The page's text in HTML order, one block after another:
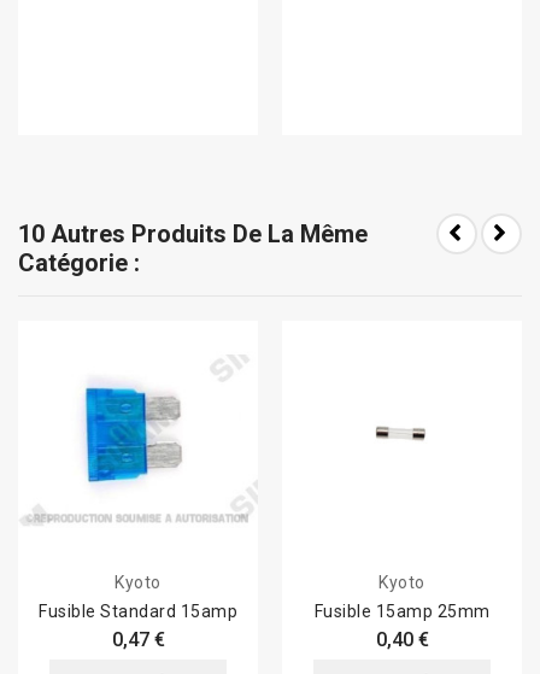
10 Autres Produits De La Même
Catégorie :
Kyoto
Fusible Standard 15amp
0,47 €
Kyoto
Fusible 15amp 25mm
0,40 €